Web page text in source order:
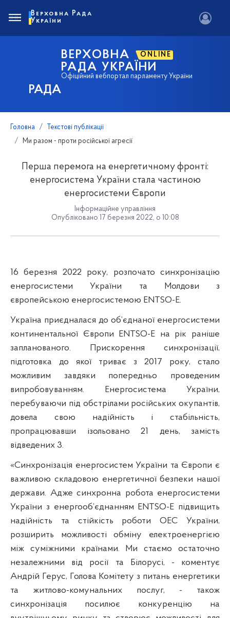
РАДА
ВЕРХОВНА ONLINE
РАДА УКРАЇНИ
Офіційний вебпортал парламенту України
Верховна Рада
України
Головна
Текстові публікації
Ми разом - проти російської агресії
Перша перемога на енергетичному фронті:
енергосистема України стала частиною
енергосистеми Європи
Інформаційне управління
Опубліковано 17 березня 2022, о 10:08
16 березня 2022 року, розпочато синхронізацію
енергосистеми України та Молдови з
європейською енергосистемою ENTSO-E.
Україна приєдналася до об’єднаної енергосистеми
континентальної Європи ENTSO-E на рік раніше
запланованого. Прискорення синхронізації,
підготовка до якої триває з 2017 року, стало
можливим завдяки попередньо проведеним
випробовуванням. Енергосистема України,
перебуваючи під обстрілами російських окупантів,
довела свою надійність і стабільність,
пропрацювавши ізольовано 21 день, замість
відведених 3.
«Синхронізація енергосистем України та Європи є
важливою складовою енергетичної безпеки нашої
держави. Адже синхронна робота енергосистеми
України з енергооб’єднанням ENTSO-E підвищить
надійність та стійкість роботи ОЕС України,
розширить можливості обміну електроенергією
між суміжними країнами. Ми стаємо остаточно
незалежними від росії та Білорусі, - коментує
Андрій Герус, Голова Комітету з питань енергетики
та житлово-комунальних послуг, - також
синхронізація посилює конкуренцію на